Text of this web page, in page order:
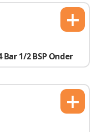
1/2 BSP Onder
+
+